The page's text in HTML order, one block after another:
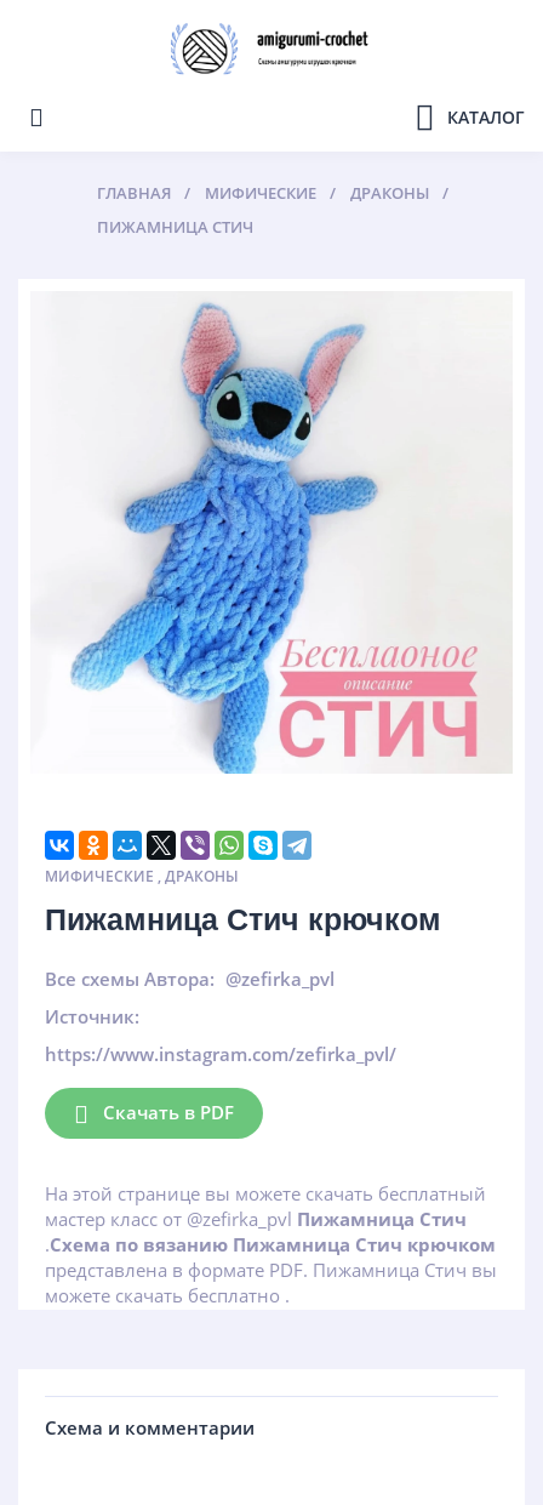
КАТАЛОГ
ГЛАВНАЯ МИФИЧЕСКИЕ
ДРАКОНЫ
ПИЖАМНИЦА СТИЧ
МИФИЧЕСКИЕ ,ДРАКОНЫ
Пижамница Стич крючком
Все схемы Автора: @zefirka_pvl
Источник:
https://www.instagram.com/zefirka_pvl/
Скачать в PDF
На этой странице вы можете скачать бесплатный
мастер класс от @zefirka_pvl Пижамница Стич
.Схема по вязанию Пижамница Стич крючком
представлена в формате PDF. Пижамница Стич вы
можете скачать бесплатно .
Схема и комментарии